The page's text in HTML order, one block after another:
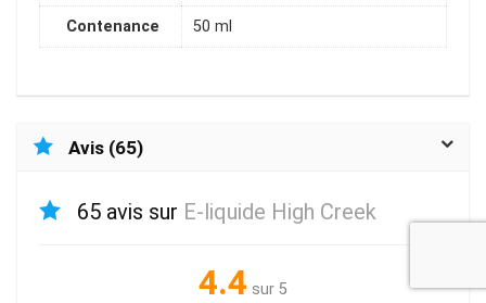
Contenance 50 ml
Avis (65)
65 avis sur E-liquide High Creek
4.4 sur 5